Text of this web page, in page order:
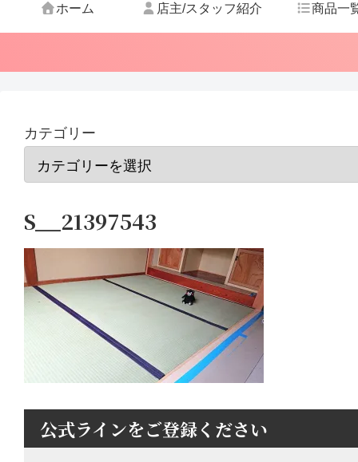
ホーム 店主/スタッフ紹介 商品一
カテゴリー
S__21397543
公式ラインをご登録ください